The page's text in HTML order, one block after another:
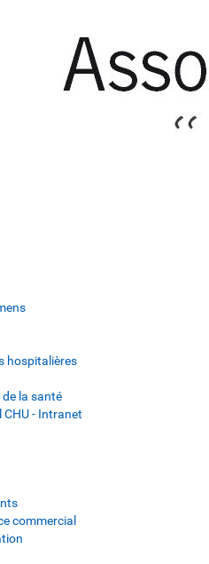
hospitalières
la santé
CHU - Intranet
commercial